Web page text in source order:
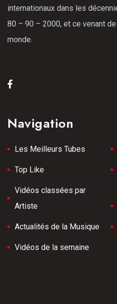
internationaux dans les
80 – 90 – 2000, et ce venant
monde.
Navigation
Les Meilleurs Tubes
Top Like
Vidéos classées par
Artiste
Actualités de la Musique
Vidéos de la semaine